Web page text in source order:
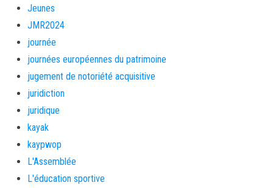
Jeunes
JMR2024
journée
journées européennes du patrimoine
jugement de notoriété acquisitive
juridiction
juridique
kayak
kaypwop
L'Assemblée
L'éducation sportive